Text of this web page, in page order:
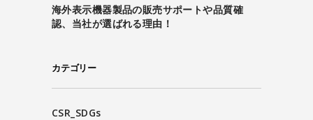
海外表示機器製品の販売サポートや品質確
認、当社が選ばれる理由！
カテゴリー
CSR_SDGs